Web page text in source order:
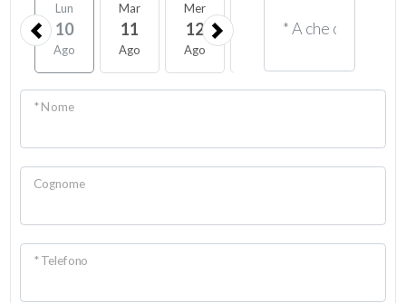
Lun
10
Ago
Mar
11
Ago
Mer
12
Ago
14
* Nome
Cognome
* Telefono